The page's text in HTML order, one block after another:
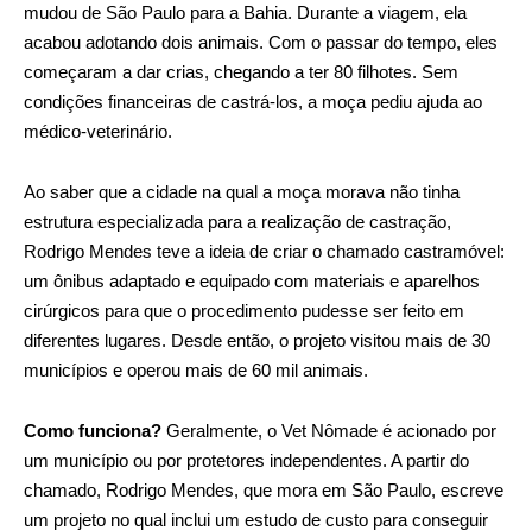
mudou de São Paulo para a Bahia. Durante a viagem, ela
acabou adotando dois animais. Com o passar do tempo, eles
começaram a dar crias, chegando a ter 80 filhotes. Sem
condições financeiras de castrá-los, a moça pediu ajuda ao
médico-veterinário.
Ao saber que a cidade na qual a moça morava não tinha
estrutura especializada para a realização de castração,
Rodrigo Mendes teve a ideia de criar o chamado castramóvel:
um ônibus adaptado e equipado com materiais e aparelhos
cirúrgicos para que o procedimento pudesse ser feito em
diferentes lugares. Desde então, o projeto visitou mais de 30
municípios e operou mais de 60 mil animais.
Como funciona? Geralmente, o Vet Nômade é acionado por
um município ou por protetores independentes. A partir do
chamado, Rodrigo Mendes, que mora em São Paulo, escreve
um projeto no qual inclui um estudo de custo para conseguir